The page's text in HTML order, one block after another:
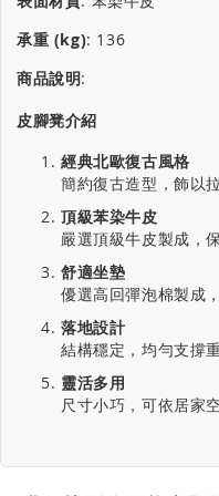
承重 (kg): 136
商品說明:
皮腳凳介紹
經典北歐復古風格
簡約復古造型，飾以
頂級苯染牛皮
嚴選頂級牛皮製成，
舒適坐墊
優選高回彈泡棉製成
落地設計
結構穩定，均勻支撐
靈活多用
尺寸小巧，可依居家